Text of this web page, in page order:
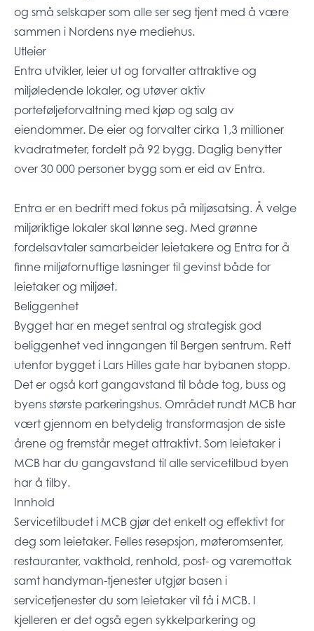
og små selskaper som alle ser seg tjent med å være
sammen i Nordens nye mediehus.
Utleier
Entra utvikler, leier ut og forvalter attraktive og
miljøledende lokaler, og utøver aktiv
porteføljeforvaltning med kjøp og salg av
eiendommer. De eier og forvalter cirka 1,3 millioner
kvadratmeter, fordelt på 92 bygg. Daglig benytter
over 30 000 personer bygg som er eid av Entra.
Entra er en bedrift med fokus på miljøsatsing. Å velge
miljøriktige lokaler skal lønne seg. Med grønne
fordelsavtaler samarbeider leietakere og Entra for å
finne miljøfornuftige løsninger til gevinst både for
leietaker og miljøet.
Beliggenhet
Bygget har en meget sentral og strategisk god
beliggenhet ved inngangen til Bergen sentrum. Rett
utenfor bygget i Lars Hilles gate har bybanen stopp.
Det er også kort gangavstand til både tog, buss og
byens største parkeringshus. Området rundt MCB har
vært gjennom en betydelig transformasjon de siste
årene og fremstår meget attraktivt. Som leietaker i
MCB har du gangavstand til alle servicetilbud byen
har å tilby.
Innhold
Servicetilbudet i MCB gjør det enkelt og effektivt for
deg som leietaker. Felles resepsjon, møteromsenter,
restauranter, vakthold, renhold, post- og varemottak
samt handyman-tjenester utgjør basen i
servicetjenester du som leietaker vil få i MCB. I
kjelleren er det også egen sykkelparkering og